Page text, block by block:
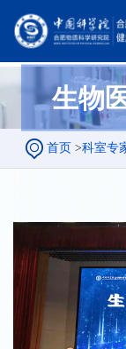
生物
首页 >科室专